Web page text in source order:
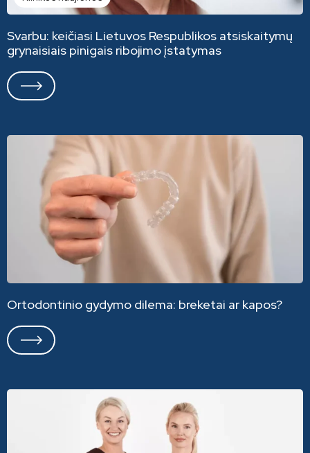
Svarbu: keičiasi Lietuvos Respublikos atsiskaitymų
grynaisiais pinigais ribojimo įstatymas
Ortodontinio gydymo dilema: breketai ar kapos?